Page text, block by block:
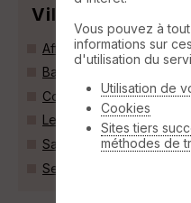
Villes
Affieux (19260)
Bar (19800)
Corrèze (19800)
Le Lonzac (19470)
Saint-Augustin (19390)
Seilhac (19700)
Vous pouvez à
informations sur
d'utilisation du
Utilisation de
Cookies
Sites tiers
méthodes de